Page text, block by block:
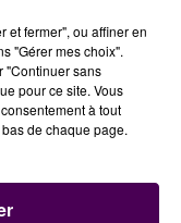
Plan du site
2023 2022
et fermer", ou affiner en
"Gérer mes choix".
"Continuer sans
pour ce site. Vous
à tout
de chaque page.